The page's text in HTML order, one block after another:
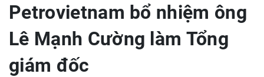
Petrovietnam bổ nhiệm ông
Lê Mạnh Cường làm Tổng
giám đốc